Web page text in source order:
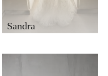
Sandra